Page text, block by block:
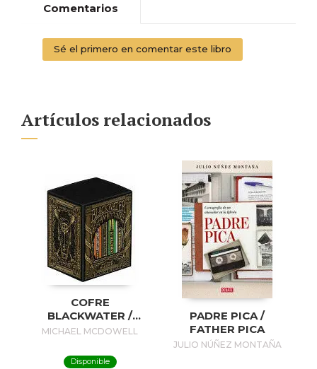
Comentarios
Sé el primero en comentar este libro
Artículos relacionados
COFRE
BLACKWATER /
BLACKWATER
MICHAEL MCDOWELL
Disponible
PADRE PICA /
FATHER PICA
JULIO NÚÑEZ MONTAÑA